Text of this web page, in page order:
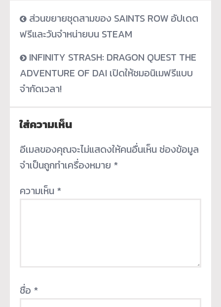
ส่วนขยายชุดสามของ SAINTS ROW อัปเดต
ฟรีและวันจำหน่ายบน STEAM
INFINITY STRASH: DRAGON QUEST THE
ADVENTURE OF DAI เปิดให้ชมอนิเมฟรีแบบ
จำกัดเวลา!
ใส่ความเห็น
อีเมลของคุณจะไม่แสดงให้คนอื่นเห็น ช่องข้อมูล
จำเป็นถูกทำเครื่องหมาย *
ความเห็น *
ชื่อ *